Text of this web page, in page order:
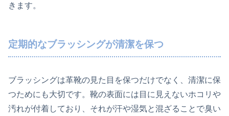
きます。
定期的なブラッシングが清潔を保つ
ブラッシングは革靴の見た目を保つだけでなく、清潔に保
つためにも大切です。靴の表面には目に見えないホコリや
汚れが付着しており、それが汗や湿気と混ざることで臭い